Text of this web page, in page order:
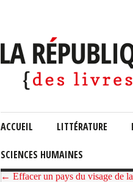
ACCUEIL LITTÉRATURE
SCIENCES HUMAINES
← Effacer un pays du visage de